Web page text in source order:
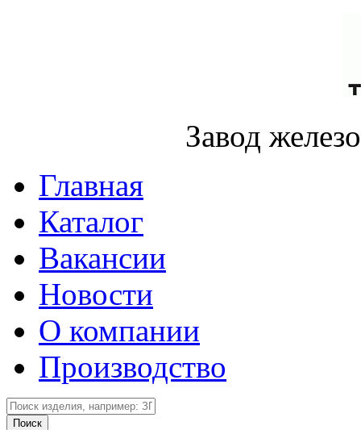
Завод
Главная
Каталог
Вакансии
Новости
О компании
Производство